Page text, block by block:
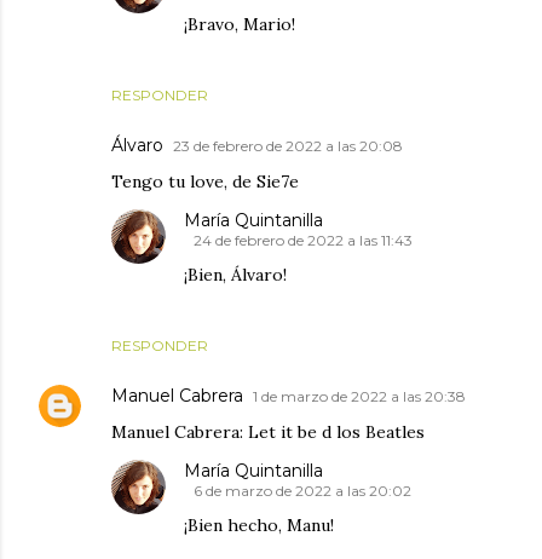
RESPONDER
¡Bravo, Mario!
Álvaro 23 de febrero de 2022 a las 20:08
Tengo tu love, de Sie7e
RESPONDER
María Quintanilla
24 de febrero de 2022 a las 11:43
¡Bien, Álvaro!
Manuel Cabrera 1 de marzo de 2022 a las 20:38
Manuel Cabrera: Let it be d los Beatles
María Quintanilla
6 de marzo de 2022 a las 20:02
¡Bien hecho, Manu!